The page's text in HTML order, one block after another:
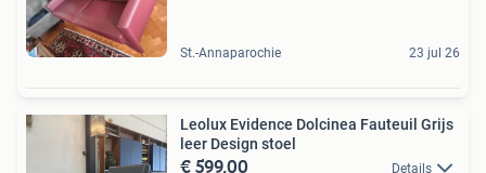
St.-Annaparochie 23 jul 26
Leolux Evidence Dolcinea Fauteuil Grijs
leer Design stoel
€ 599,00 Details